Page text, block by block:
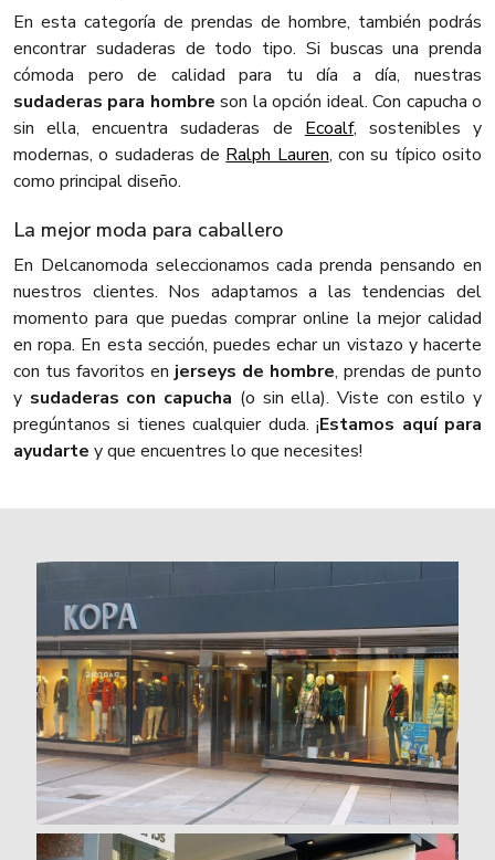
En esta categoría de prendas de hombre, también podrás
encontrar sudaderas de todo tipo. Si buscas una prenda
cómoda pero de calidad para tu día a día, nuestras
sudaderas para hombre son la opción ideal. Con capucha o
sin ella, encuentra sudaderas de Ecoalf, sostenibles y
modernas, o sudaderas de Ralph Lauren, con su típico osito
como principal diseño.
La mejor moda para caballero
En Delcanomoda seleccionamos cada prenda pensando en
nuestros clientes. Nos adaptamos a las tendencias del
momento para que puedas comprar online la mejor calidad
en ropa. En esta sección, puedes echar un vistazo y hacerte
con tus favoritos en jerseys de hombre, prendas de punto
y sudaderas con capucha (o sin ella). Viste con estilo y
pregúntanos si tienes cualquier duda. ¡Estamos aquí para
ayudarte y que encuentres lo que necesites!